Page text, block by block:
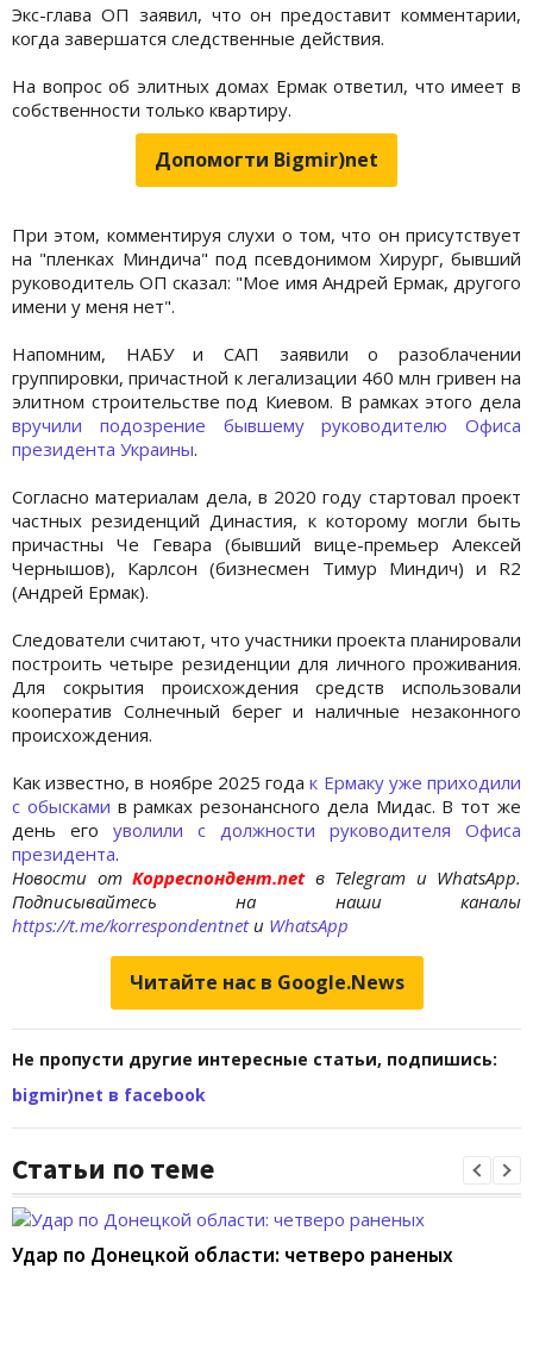
Экс-глава ОП заявил, что он предоставит комментарии,
когда завершатся следственные действия.
На вопрос об элитных домах Ермак ответил, что имеет в
собственности только квартиру.
Допомогти Bigmir)net
При этом, комментируя слухи о том, что он присутствует
на "пленках Миндича" под псевдонимом Хирург, бывший
руководитель ОП сказал: "Мое имя Андрей Ермак, другого
имени у меня нет".
Напомним, НАБУ и САП заявили о разоблачении
группировки, причастной к легализации 460 млн гривен на
элитном строительстве под Киевом. В рамках этого дела
вручили подозрение бывшему руководителю Офиса
президента Украины.
Согласно материалам дела, в 2020 году стартовал проект
частных резиденций Династия, к которому могли быть
причастны Че Гевара (бывший вице-премьер Алексей
Чернышов), Карлсон (бизнесмен Тимур Миндич) и R2
(Андрей Ермак).
Следователи считают, что участники проекта планировали
построить четыре резиденции для личного проживания.
Для сокрытия происхождения средств использовали
кооператив Солнечный берег и наличные незаконного
происхождения.
Как известно, в ноябре 2025 годак Ермаку уже приходили
с обысками в рамках резонансного дела Мидас. В тот же
день его уволили с должности руководителя Офиса
президента.
Новости отКорреспондент.net в Telegram и WhatsApp.
Подписывайтесь на наши каналы
https://t.me/korrespondentnetи WhatsApp
Читайте нас в Google.News
Не пропусти другие интересные статьи, подпишись:
bigmir)net в facebook
Статьи по теме
Удар по Донецкой области: четверо раненых